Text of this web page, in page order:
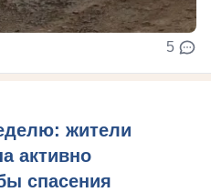
5
жители
активно
спасения